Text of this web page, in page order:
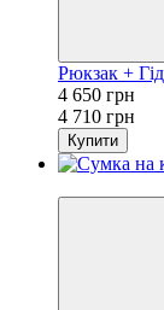
Рюкзак +
4 650 грн
4 710 грн
Купити